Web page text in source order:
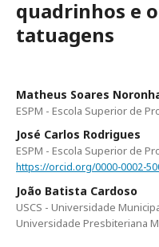
quadrinhos e
tatuagens
Matheus Soares
ESPM - Escola Superior de
José Carlos Rodrigues
ESPM - Escola Superior de
https://orcid.org/0000-0002-
João Batista Cardoso
USCS - Universidade
Universidade Presbiteriana